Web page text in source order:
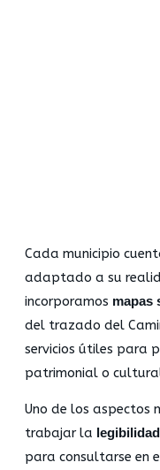
Cada municipio
adaptado a su
incorporamos mapas
del trazado del
servicios útiles para
patrimonial o
Uno de los aspectos
trabajar la legibilidad
para consultarse en